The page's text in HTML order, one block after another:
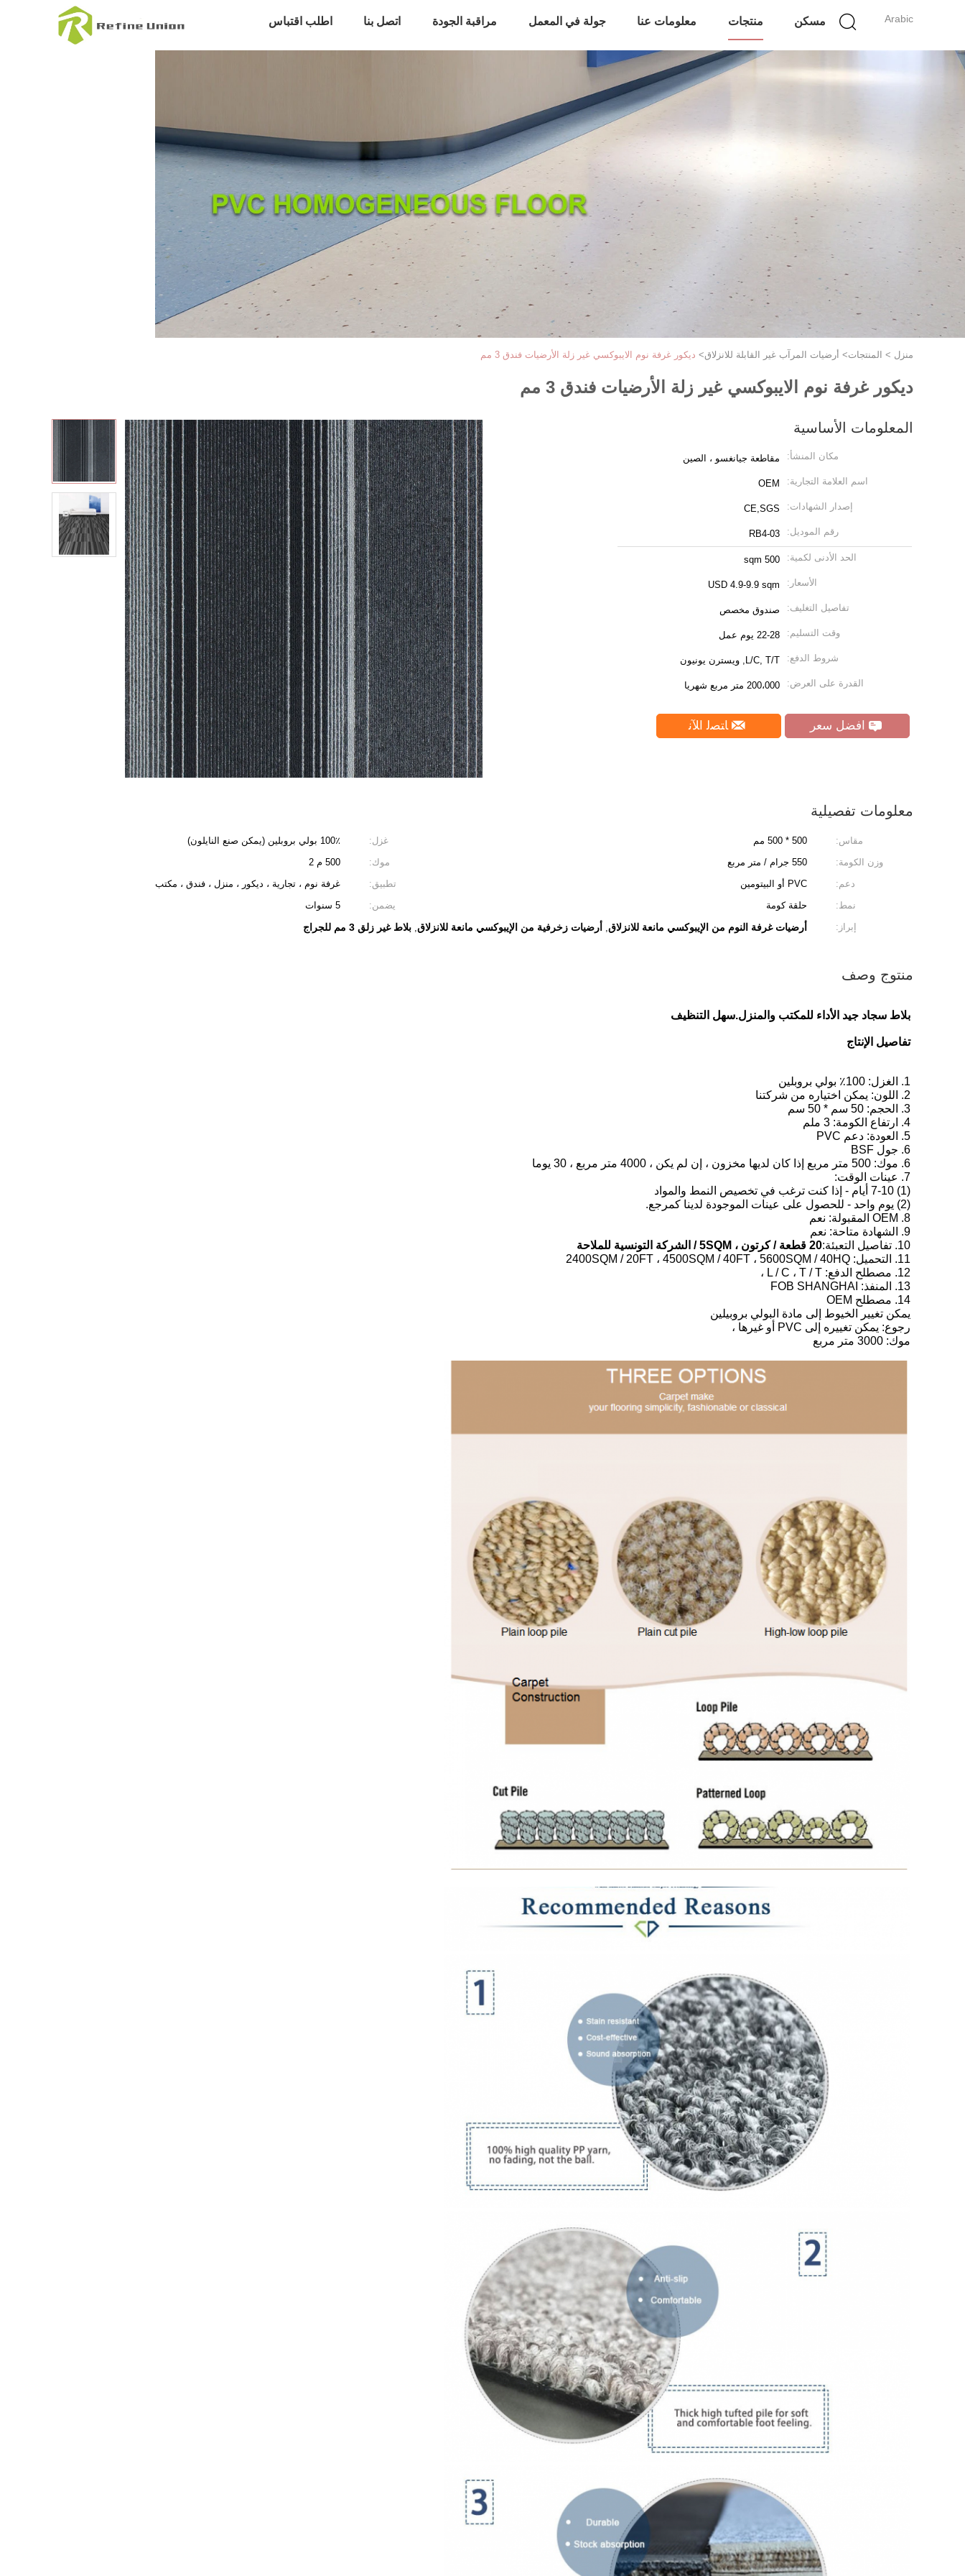
Arabic مسكن منتجات معلومات عنا جولة في المعمل مراقبة الجودة اتصل بنا اطلب اقتباس
منزل > المنتجات> أرضيات المرآب غير القابلة للانزلاق> ديكور غرفة نوم الايبوكسي غير زلة الأرضيات فندق 3 مم
ديكور غرفة نوم الايبوكسي غير زلة الأرضيات فندق 3 مم
المعلومات الأساسية
مكان المنشأ: مقاطعة جيانغسو ، الصين
اسم العلامة التجارية: OEM
إصدار الشهادات: CE,SGS
رقم الموديل: RB4-03
الحد الأدنى لكمية: 500 sqm
الأسعار: USD 4.9-9.9 sqm
تفاصيل التغليف: صندوق مخصص
وقت التسليم: 22-28 يوم عمل
شروط الدفع: L/C, T/T, ويسترن يونيون
القدرة على العرض: 200،000 متر مربع شهريا
افضل سعر ﺎﺘﺼﻟ ﺍﻶﻧ
معلومات تفصيلية
مقاس: 500 * 500 مم غزل:
100٪ بولي بروبلين (يمكن صنع النايلون)
وزن الكومة:
550 جرام / متر مربع موك:
500 م 2
دعم:
PVC أو البيتومين تطبيق:
غرفة نوم ، تجارية ، ديكور ، منزل ، فندق ، مكتب
نمط:
حلقة كومة يضمن:
5 سنوات
إبراز:
أرضيات غرفة النوم من الإيبوكسي مانعة للانزلاق, أرضيات زخرفية من الإيبوكسي مانعة للانزلاق, بلاط غير زلق 3 مم للجراج
منتوج وصف
بلاط سجاد جيد الأداء للمكتب والمنزل.سهل التنظيف
تفاصيل الإنتاج
1. الغزل: 100٪ بولي بروبلين
2. اللون: يمكن اختياره من شركتنا
3. الحجم: 50 سم * 50 سم
4. ارتفاع الكومة: 3 ملم
5. العودة: دعم PVC
6. جول BSF
6. موك: 500 متر مربع إذا كان لديها مخزون ، إن لم يكن ، 4000 متر مربع ، 30 يوما
7. عينات الوقت:
(1) 7-10 أيام - إذا كنت ترغب في تخصيص النمط والمواد
(2) يوم واحد - للحصول على عينات الموجودة لدينا كمرجع.
8. OEM المقبولة: نعم
9. الشهادة متاحة: نعم
10. تفاصيل التعبئة:
20 قطعة / كرتون ، 5SQM / الشركة التونسية للملاحة
11. التحميل: 2400SQM / 20FT ، 4500SQM / 40FT ، 5600SQM / 40HQ
12. مصطلح الدفع: L / C ، T / T ،
13. المنفذ: FOB SHANGHAI
14. مصطلح OEM
يمكن تغيير الخيوط إلى مادة البولي بروبيلين
رجوع: يمكن تغييره إلى PVC أو غيرها ،
موك: 3000 متر مربع